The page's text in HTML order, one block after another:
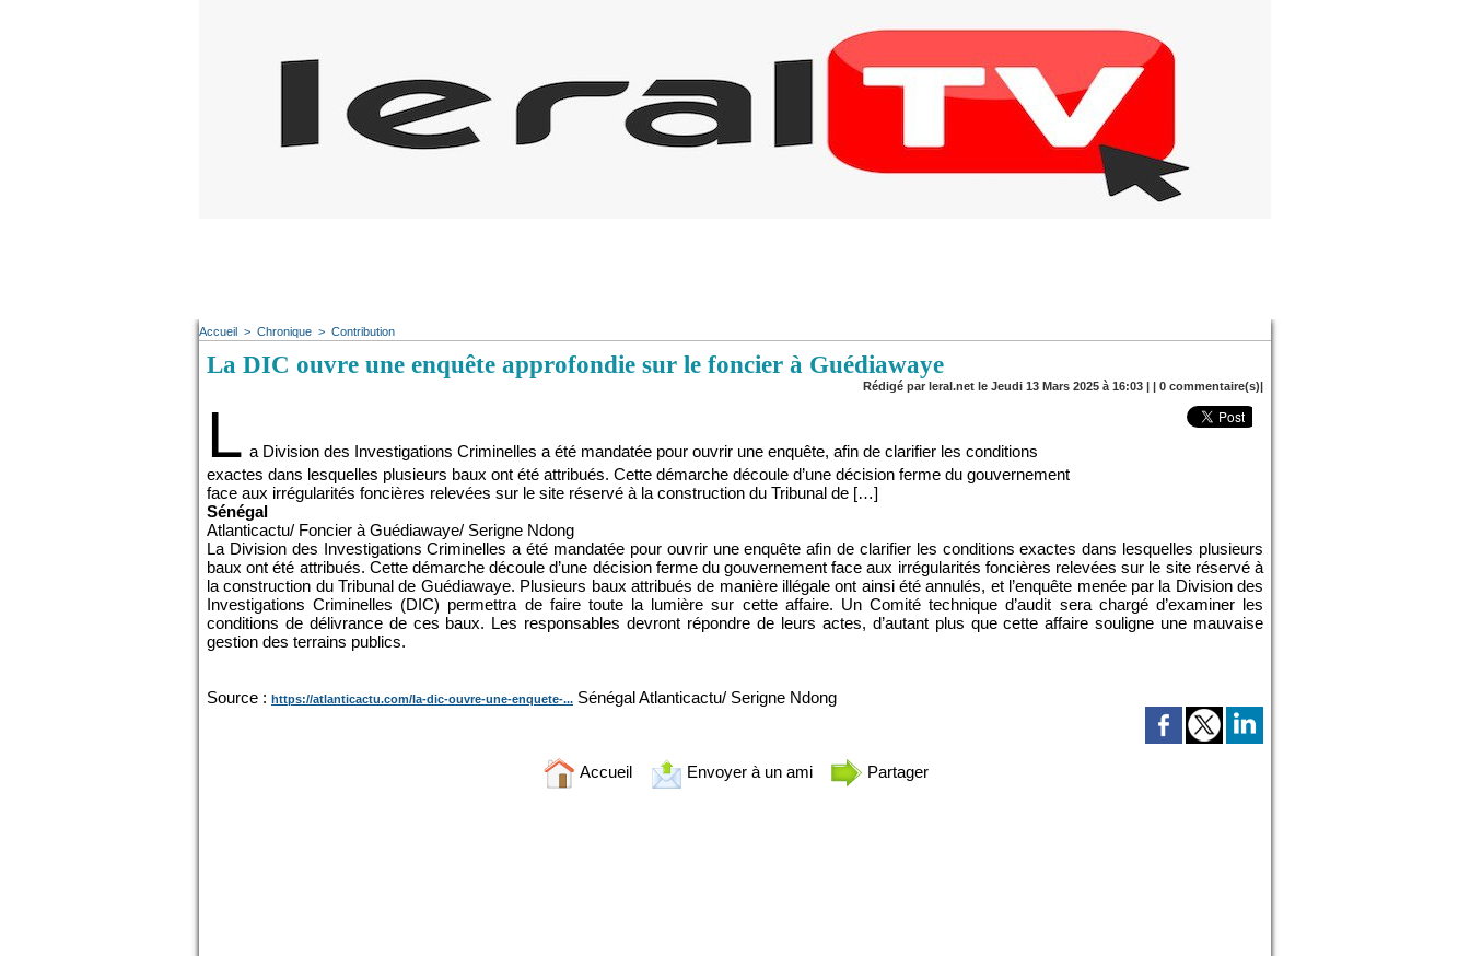
Accueil > Chronique > Contribution
La DIC ouvre une enquête approfondie sur le foncier à Guédiawaye
Rédigé par leral.net le Jeudi 13 Mars 2025 à 16:03 | | 0 commentaire(s)|
L a Division des Investigations Criminelles a été mandatée pour ouvrir une enquête, afin de clarifier les conditions
exactes dans lesquelles plusieurs baux ont été attribués. Cette démarche découle d’une décision ferme du gouvernement
face aux irrégularités foncières relevées sur le site réservé à la construction du Tribunal de […]
Sénégal
Atlanticactu/ Foncier à Guédiawaye/ Serigne Ndong
La Division des Investigations Criminelles a été mandatée pour ouvrir une enquête afin de clarifier les conditions exactes dans lesquelles plusieurs
baux ont été attribués. Cette démarche découle d’une décision ferme du gouvernement face aux irrégularités foncières relevées sur le site réservé à
la construction du Tribunal de Guédiawaye. Plusieurs baux attribués de manière illégale ont ainsi été annulés, et l’enquête menée par la Division des
Investigations Criminelles (DIC) permettra de faire toute la lumière sur cette affaire. Un Comité technique d’audit sera chargé d’examiner les
conditions de délivrance de ces baux. Les responsables devront répondre de leurs actes, d’autant plus que cette affaire souligne une mauvaise
gestion des terrains publics.
Source : https://atlanticactu.com/la-dic-ouvre-une-enquete-... Sénégal Atlanticactu/ Serigne Ndong
Accueil Envoyer à un ami Partager